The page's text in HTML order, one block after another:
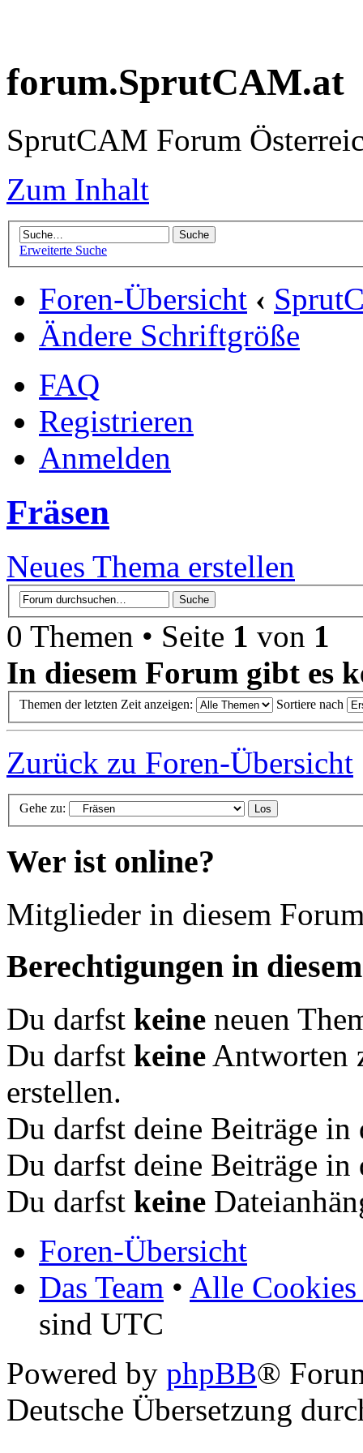
forum.SprutCAM.at
SprutCAM Forum
Zum Inhalt
Erweiterte Suche
Foren-Übersicht ‹
Ändere Schriftgröße
FAQ
Registrieren
Anmelden
Fräsen
Neues Thema erstellen
0 Themen • Seite 1 von 1
In diesem Forum gibt es
Themen der letzten Zeit anzeigen: Sortiere nach
Zurück zu Foren-Übersicht
Gehe zu:
Wer ist online?
Mitglieder in diesem
Berechtigungen in
Du darfst keine neuen
Du darfst keine Antworten
erstellen.
Du darfst deine Beiträge
Du darfst deine Beiträge
Du darfst keine
Foren-Übersicht
Das Team • Alle Cookies
sind UTC
Powered by phpBB®
Deutsche Übersetzung